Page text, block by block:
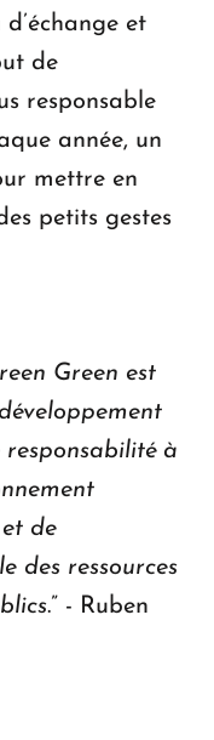
et
de
responsable
année, un
mettre en
petits gestes
Green est
à
de
des ressources
.” - Ruben